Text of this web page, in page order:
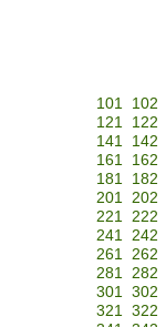
101
102
121
122
141
142
161
162
181
182
201 202
221 222
241 242
261 262
281 282
301 302
321 322